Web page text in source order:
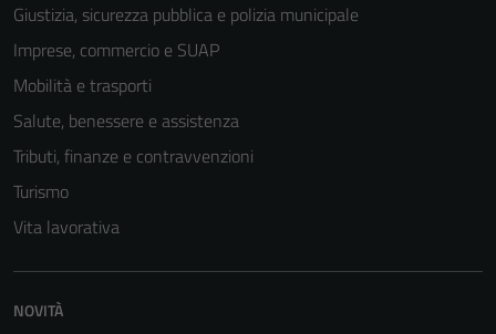
Giustizia, sicurezza pubblica e polizia municipale
Imprese, commercio e SUAP
Mobilità e trasporti
Salute, benessere e assistenza
Tributi, finanze e contravvenzioni
Turismo
Vita lavorativa
NOVITÀ